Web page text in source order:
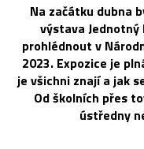
Na začátku dubna
výstava
prohlédnout v
2023. Expozice je
je všichni znají a jak
Od školních přes
ústředny